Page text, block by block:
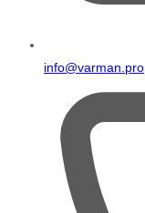
info@varman.pro